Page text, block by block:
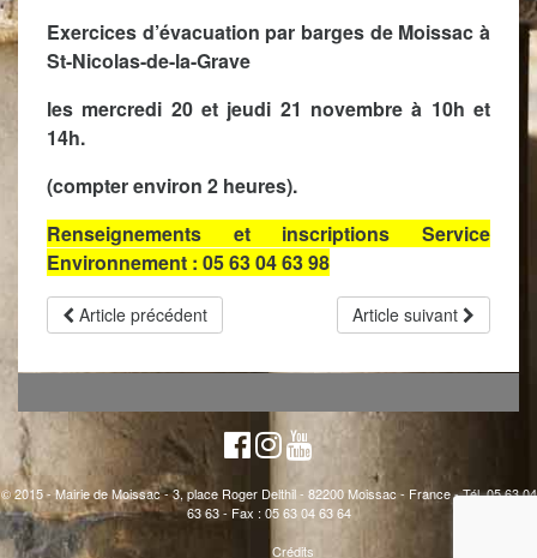
Exercices d’évacuation par barges de Moissac à
St-Nicolas-de-la-Grave
les mercredi 20 et jeudi 21 novembre à 10h et
14h.
(compter environ 2 heures).
Renseignements et inscriptions Service
Environnement : 05 63 04 63 98
Article précédent Article suivant
© 2015 - Mairie de Moissac - 3, place Roger Delthil - 82200 Moissac - France - Tél. 05 63 04
63 63 - Fax : 05 63 04 63 64
Crédits